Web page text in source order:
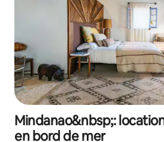
Mindanao&nbsp;:
en bord de mer